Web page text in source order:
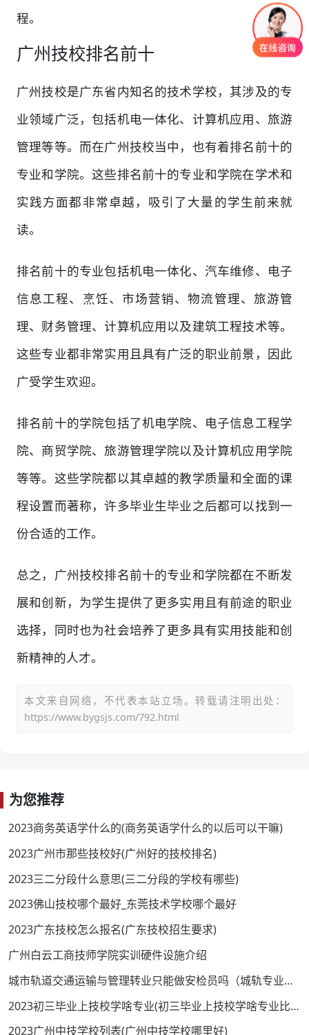
程。
广州技校排名前十
广州技校是广东省内知名的技术学校，其涉及的专
业领域广泛，包括机电一体化、计算机应用、旅游
管理等等。而在广州技校当中，也有着排名前十的
专业和学院。这些排名前十的专业和学院在学术和
实践方面都非常卓越，吸引了大量的学生前来就
读。
排名前十的专业包括机电一体化、汽车维修、电子
信息工程、烹饪、市场营销、物流管理、旅游管
理、财务管理、计算机应用以及建筑工程技术等。
这些专业都非常实用且具有广泛的职业前景，因此
广受学生欢迎。
排名前十的学院包括了机电学院、电子信息工程学
院、商贸学院、旅游管理学院以及计算机应用学院
等等。这些学院都以其卓越的教学质量和全面的课
程设置而著称，许多毕业生毕业之后都可以找到一
份合适的工作。
总之，广州技校排名前十的专业和学院都在不断发
展和创新，为学生提供了更多实用且有前途的职业
选择，同时也为社会培养了更多具有实用技能和创
新精神的人才。
本文来自网络，不代表本站立场。转载请注明出处：
https://www.bygsjs.com/792.html
为您推荐
2023商务英语学什么的(商务英语学什么的以后可以干嘛)
2023广州市那些技校好(广州好的技校排名)
2023三二分段什么意思(三二分段的学校有哪些)
2023佛山技校哪个最好_东莞技术学校哪个最好
2023广东技校怎么报名(广东技校招生要求)
广州白云工商技师学院实训硬件设施介绍
城市轨道交通运输与管理转业只能做安检员吗（城轨专业就业前景分析）
2023初三毕业上技校学啥专业(初三毕业上技校学啥专业比较好)
2023广州中技学校列表(广州中技学校哪里好)